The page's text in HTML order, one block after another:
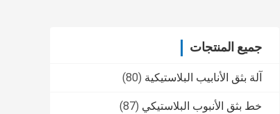
جميع المنتجات
آلة بثق الأنابيب البلاستيكية (80)
خط بثق الأنبوب البلاستيكي (87)